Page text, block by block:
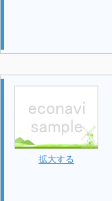
拡大する